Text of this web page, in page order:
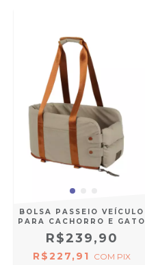
BOLSA PASSEIO VEÍCULO
PARA CACHORRO E GATO
R$239,90
R$227,91 COM PIX